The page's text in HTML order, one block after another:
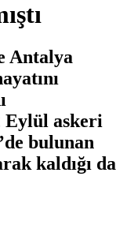
Antalya
Eylül askeri
bulunan
kaldığı da